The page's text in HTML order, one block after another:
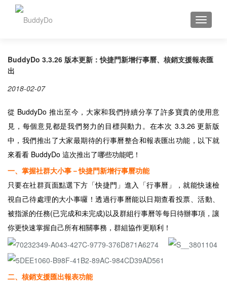
BuddyDo 3.3.26 版本更新：快捷門新增行事曆、核銷支援報表匯
出
2018-02-07
從 BuddyDo 推出至今，大家和我們持續分享了許多寶貴的使用意
見，每個意見都是我們努力的目標與動力。在本次 3.3.26 更新版
中，我們推出了大家最期待的行事曆整合和報表匯出功能，以下就
來看看 BuddyDo 這次推出了哪些功能吧！
一、掌握社群大小事－快捷門新增行事曆功能
只要在社群頁面點選下方「快捷門」進入「行事曆」，就能快速檢
視自己待處理的大小事囉！透過行事曆能以日期查看投票、活動、
被指派的任務(已完成和未完成)以及群組行事曆等每日待辦事項，讓
你更快速掌握自己所有相關事務，群組協作更順利！
二、核銷支援匯出報表功能